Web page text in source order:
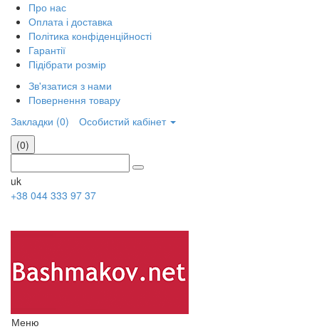
Про нас
Оплата і доставка
Політика конфіденційності
Гарантії
Підібрати розмір
Зв'язатися з нами
Повернення товару
Закладки (0)
Особистий кабінет
(0)
uk
+38 044 333 97 37
Меню